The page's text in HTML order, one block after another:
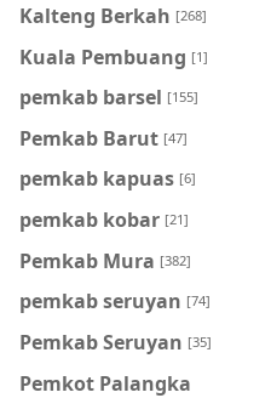
Kalteng Berkah [268]
Kuala Pembuang [1]
pemkab barsel [155]
Pemkab Barut [47]
pemkab kapuas [6]
pemkab kobar [21]
Pemkab Mura [382]
pemkab seruyan [74]
Pemkab Seruyan [35]
Pemkot Palangka